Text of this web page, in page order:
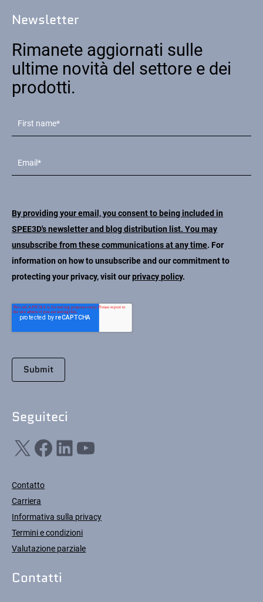
Newsletter
Rimanete aggiornati sulle
ultime novità del settore e dei
prodotti.
By providing your email, you consent to being included in
SPEE3D's newsletter and blog distribution list. You may
unsubscribe from these communications at any time. For
information on how to unsubscribe and our commitment to
protecting your privacy, visit ourprivacy policy.
Seguiteci
X Facebook LinkedIn YouTube
Contatto
Carriera
Informativa sulla privacy
Termini e condizioni
Valutazione parziale
Contatti